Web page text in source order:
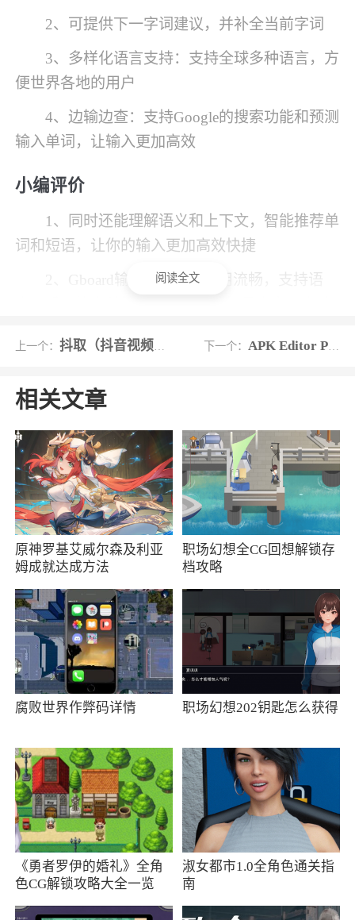
2、可提供下一字词建议，并补全当前字词
3、多样化语言支持：支持全球多种语言，方
便世界各地的用户
4、边输边查：支持Google的搜索功能和预测
输入单词，让输入更加高效
小编评价
1、同时还能理解语义和上下文，智能推荐单
词和短语，让你的输入更加高效快捷
2、Gboard输入法APP，使用流畅，支持语
让你轻松输入各种内容
阅读全文
上一个：抖取（抖音视频提取工具） 下一个： APK Editor Pro汉化版
相关文章
原神罗基艾威尔森及利亚
姆成就达成方法
职场幻想全CG回想解锁存
档攻略
腐败世界作弊码详情 职场幻想202钥匙怎么获得
《勇者罗伊的婚礼》全角
色CG解锁攻略大全一览
淑女都市1.0全角色通关指
南